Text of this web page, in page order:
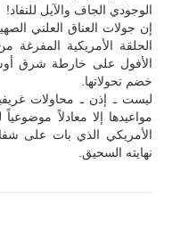
الوجودي الجاف والآيل للنفاد!
إن جولات العناق العلني
الحلقة الأمريكية المفرغة
الأفول على خارطة شرق
خضم تحولاتها.
ليست ـ إذن ـ محاولات
مواعيدها إلا معادلاً
الأمريكي الذي بات على
نهايته السحيق.